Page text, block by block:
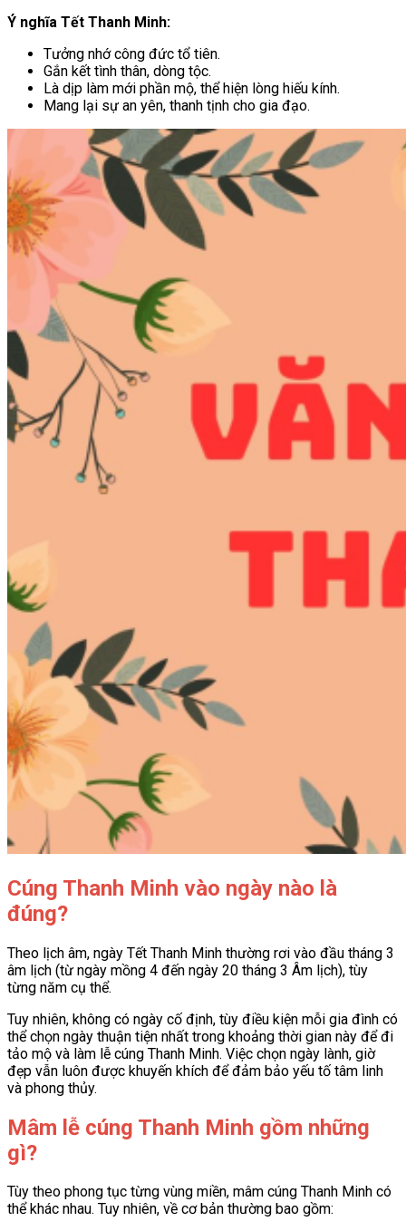
Ý nghĩa Tết Thanh Minh:
Tưởng nhớ công đức tổ tiên.
Gắn kết tình thân, dòng tộc.
Là dịp làm mới phần mộ, thể hiện lòng hiếu kính.
Mang lại sự an yên, thanh tịnh cho gia đạo.
Cúng Thanh Minh vào ngày nào là
đúng?
Theo lịch âm, ngày Tết Thanh Minh thường rơi vào đầu tháng 3
âm lịch (từ ngày mồng 4 đến ngày 20 tháng 3 Âm lịch), tùy
từng năm cụ thể.
Tuy nhiên, không có ngày cố định, tùy điều kiện mỗi gia đình có
thể chọn ngày thuận tiện nhất trong khoảng thời gian này để đi
tảo mộ và làm lễ cúng Thanh Minh. Việc chọn ngày lành, giờ
đẹp vẫn luôn được khuyến khích để đảm bảo yếu tố tâm linh
và phong thủy.
Mâm lễ cúng Thanh Minh gồm những
gì?
Tùy theo phong tục từng vùng miền, mâm cúng Thanh Minh có
thể khác nhau. Tuy nhiên, về cơ bản thường bao gồm: